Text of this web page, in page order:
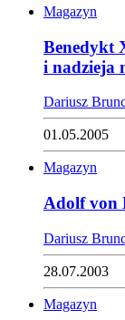
Magazyn
Benedykt
i nadzieja
Dariusz
01.05.2005
Magazyn
Adolf von
Dariusz
28.07.2003
Magazyn